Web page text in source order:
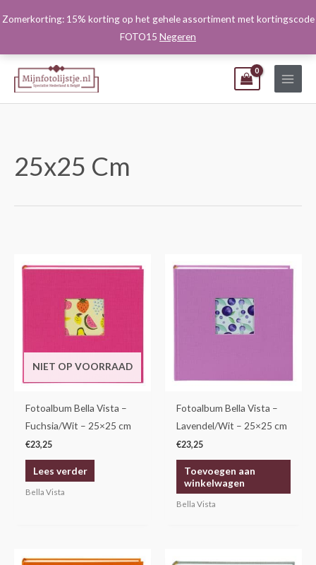
Zomerkorting: 15% korting op het gehele assortiment met kortingscode
FOTO15 Negeren
naar
25x25 Cm
NIET OP VOORRAAD
Fotoalbum Bella Vista –
Fuchsia/Wit – 25×25 cm
€23,25
Lees verder
Bella Vista
Fotoalbum Bella Vista –
Lavendel/Wit – 25×25 cm
€23,25
Toevoegen aan
winkelwagen
Bella Vista